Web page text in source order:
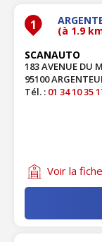
1
(à 1.9
SCANAUTO
183 AVENUE DU
95100
Tél. : 01 34 10 35
Voir la